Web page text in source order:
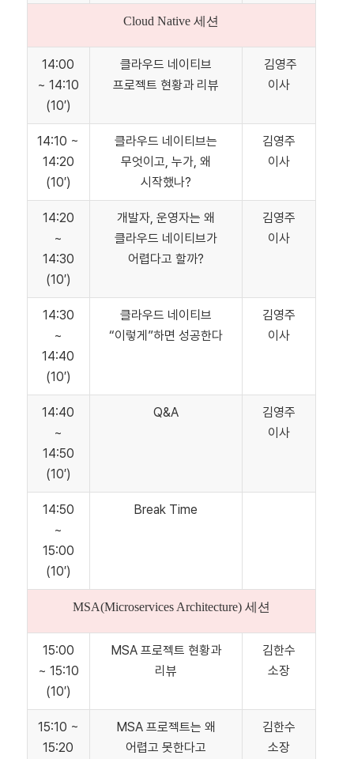
Cloud Native 세션
14:00
~ 14:10
(10′)
클라우드 네이티브
프로젝트 현황과 리뷰
김영주
이사
14:10 ~
14:20
(10′)
클라우드 네이티브는
무엇이고, 누가, 왜
시작했나?
김영주
이사
14:20
~
14:30
(10′)
개발자, 운영자는 왜
클라우드 네이티브가
어렵다고 할까?
김영주
이사
14:30
~
14:40
(10′)
클라우드 네이티브
“이렇게”하면 성공한다
김영주
이사
14:40
~
14:50
(10′)
Q&A
김영주
이사
14:50
~
15:00
(10′)
Break Time
MSA(Microservices Architecture) 세션
15:00
~ 15:10
(10′)
MSA 프로젝트 현황과
리뷰
김한수
소장
15:10 ~
15:20
MSA 프로젝트는 왜
어렵고 못한다고
김한수
소장